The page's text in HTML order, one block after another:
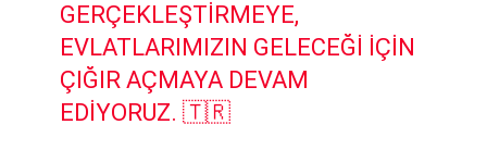
GERÇEKLEŞTIRMEYE,
EVLATLARIMIZIN GELECEĞI IÇIN
ÇIĞIR AÇMAYA DEVAM
EDIYORUZ. 🇹🇷